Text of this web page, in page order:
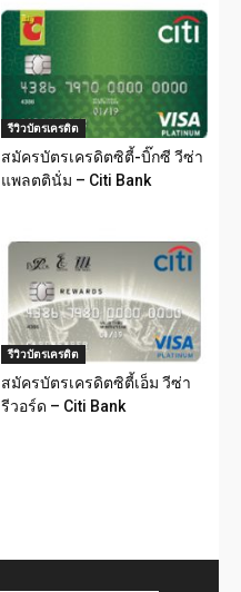
รีวิวบัตรเครดิต
สมัครบัตรเครดิตซิตี้-บิ๊กซี วีซ่า
แพลตตินั่ม – Citi Bank
รีวิวบัตรเครดิต
สมัครบัตรเครดิตซิตี้เอ็ม วีซ่า
รีวอร์ด – Citi Bank